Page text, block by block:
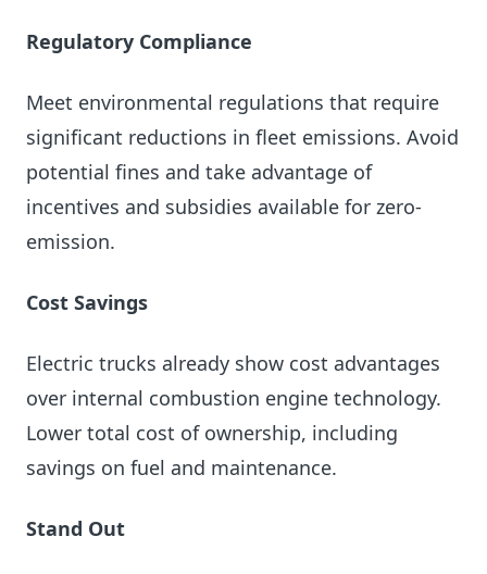
Regulatory Compliance
Meet environmental regulations that require
significant reductions in fleet emissions. Avoid
potential fines and take advantage of
incentives and subsidies available for zero-
emission.
Cost Savings
Electric trucks already show cost advantages
over internal combustion engine technology.
Lower total cost of ownership, including
savings on fuel and maintenance.
Stand Out